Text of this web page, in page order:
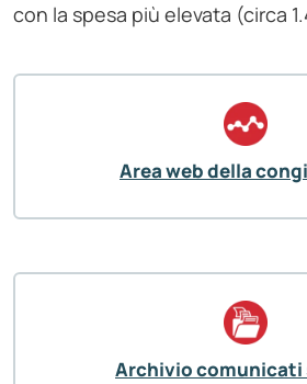
con la spesa più elevata (circa
Area web della
Archivio comunicati